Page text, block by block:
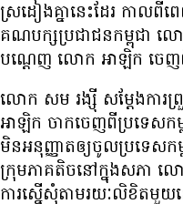
ស្រដៀង​គ្នា​នេះ​ដែរ កាល​ពី​ព
គណបក្ស​ប្រជាជន​កម្ពុជា
បណ្ដេញ លោក អាឡិក ចេញ​
លោក សម រង្ស៊ី សម្ដែង​ការ​
អាឡិក ចាក​ចេញ​ពី​ប្រទេស​ក
មិន​អនុញ្ញាត​ឲ្យ​ចូល​ប្រទេស​កម្
ក្រុម​ភាគ​តិច​នៅ​ក្នុង​សភា
ការ​ស្នើសុំ​តាម​រយៈ​លិខិត​មួយ​